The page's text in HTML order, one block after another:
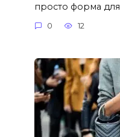
просто форма для
0 12